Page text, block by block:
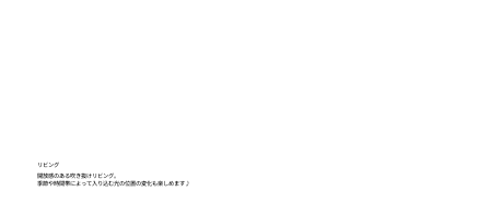
リビング
開放感のある吹き抜けリビング。
季節や時間帯によって入り込む光の位置の変化も楽しめます♪